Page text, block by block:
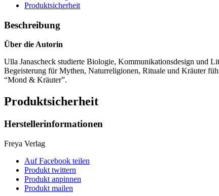
Produktsicherheit
Beschreibung
Über die Autorin
Ulla Janascheck studierte Biologie, Kommunikationsdesign und
Begeisterung für Mythen, Naturreligionen, Rituale und Kräuter
“Mond & Kräuter”.
Produktsicherheit
Herstellerinformationen
Freya Verlag
Auf Facebook teilen
Produkt twittern
Produkt anpinnen
Produkt mailen